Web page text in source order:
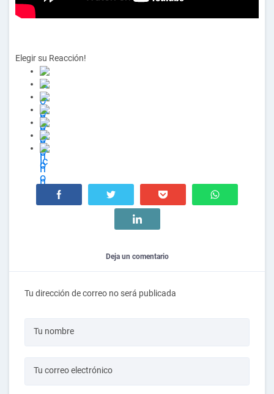
Elegir su Reacción!
Deja un comentario
Tu dirección de correo no será publicada
Tu nombre
Tu correo electrónico